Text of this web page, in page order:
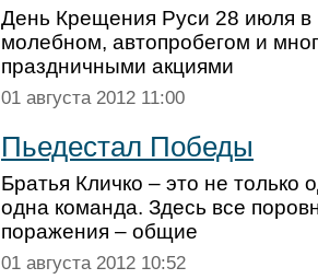
День Крещения Руси 28 июля в
молебном, автопробегом и
праздничными акциями
01 августа 2012 11:00
Пьедестал Победы
Братья Кличко – это не только
одна команда. Здесь все
поражения – общие
01 августа 2012 10:52